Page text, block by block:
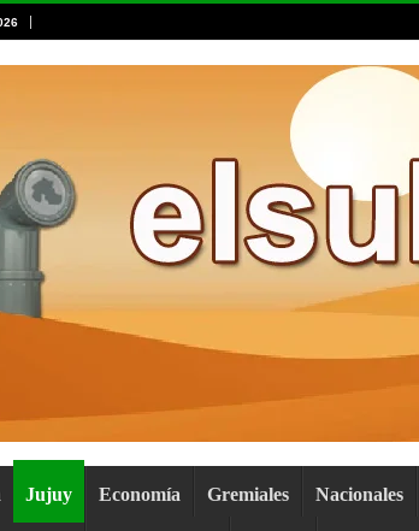
Jujuy Economía Gremiales Nacionales